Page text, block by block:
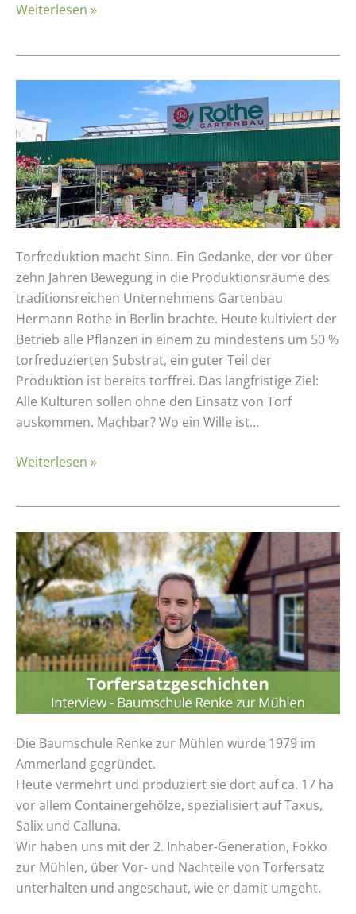
Weiterlesen »
Torfreduktion macht Sinn. Ein Gedanke, der vor über
zehn Jahren Bewegung in die Produktionsräume des
traditionsreichen Unternehmens Gartenbau
Hermann Rothe in Berlin brachte. Heute kultiviert der
Betrieb alle Pflanzen in einem zu mindestens um 50 %
torfreduzierten Substrat, ein guter Teil der
Produktion ist bereits torffrei. Das langfristige Ziel:
Alle Kulturen sollen ohne den Einsatz von Torf
auskommen. Machbar? Wo ein Wille ist…
Hermann
Rothe
Gartenbau
Weiterlesen »
Die Baumschule Renke zur Mühlen wurde 1979 im
Ammerland gegründet.
Heute vermehrt und produziert sie dort auf ca. 17 ha
vor allem Containergehölze, spezialisiert auf Taxus,
Salix und Calluna.
Wir haben uns mit der 2. Inhaber-Generation, Fokko
zur Mühlen, über Vor- und Nachteile von Torfersatz
unterhalten und angeschaut, wie er damit umgeht.
Videointerview:
Baumschule
Renke
zur
Mühlen